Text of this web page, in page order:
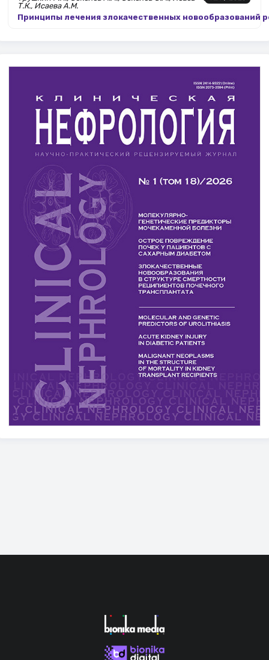
Т.К., Исаева А.М.
Принципы лечения злокачественных новообразований